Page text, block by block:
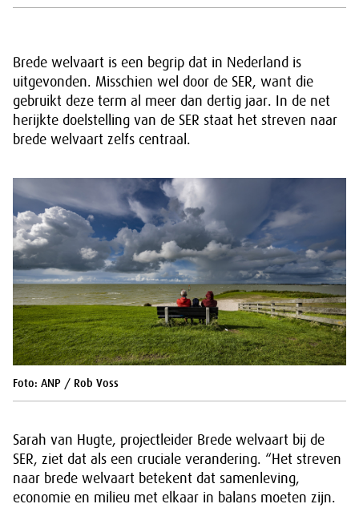
Brede welvaart is een begrip dat in Nederland is
uitgevonden. Misschien wel door de SER, want die
gebruikt deze term al meer dan dertig jaar. In de net
herijkte doelstelling van de SER staat het streven naar
brede welvaart zelfs centraal.
Foto: ANP / Rob Voss
Sarah van Hugte, projectleider Brede welvaart bij de
SER, ziet dat als een cruciale verandering. “Het streven
naar brede welvaart betekent dat samenleving,
economie en milieu met elkaar in balans moeten zijn.